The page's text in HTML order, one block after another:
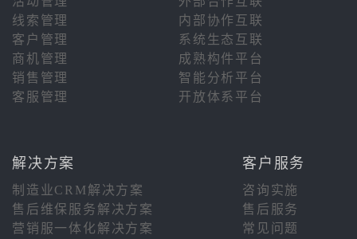
线索管理
内部协作互联
客户管理
系统生态互联
商机管理
成熟构件平台
销售管理
智能分析平台
客服管理
开放体系平台
解决方案 客户服务
制造业CRM解决方案
咨询实施
售后维保服务解决方案
售后服务
营销服一体化解决方案
常见问题